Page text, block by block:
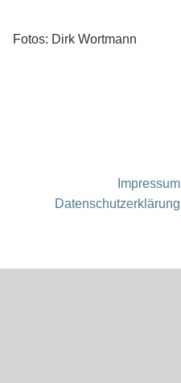
Fotos: Dirk Wortmann
Impressum
Datenschutzerklärung